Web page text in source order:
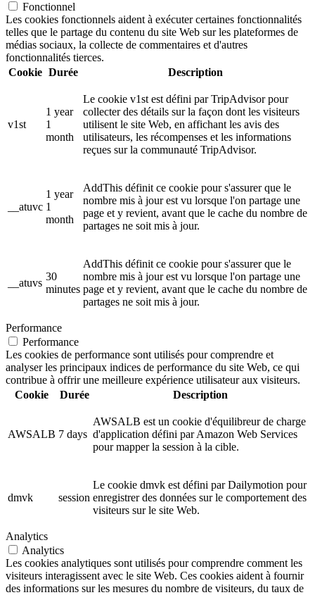
Fonctionnel
Les cookies fonctionnels aident à exécuter certaines fonctionnalités
telles que le partage du contenu du site Web sur les plateformes de
médias sociaux, la collecte de commentaires et d'autres
fonctionnalités tierces.
Cookie Durée Description
v1st
1 year
1
month
Le cookie v1st est défini par TripAdvisor pour
collecter des détails sur la façon dont les visiteurs
utilisent le site Web, en affichant les avis des
utilisateurs, les récompenses et les informations
reçues sur la communauté TripAdvisor.
__atuvc
1 year
1
month
AddThis définit ce cookie pour s'assurer que le
nombre mis à jour est vu lorsque l'on partage une
page et y revient, avant que le cache du nombre de
partages ne soit mis à jour.
__atuvs
30
minutes
AddThis définit ce cookie pour s'assurer que le
nombre mis à jour est vu lorsque l'on partage une
page et y revient, avant que le cache du nombre de
partages ne soit mis à jour.
Performance
Performance
Les cookies de performance sont utilisés pour comprendre et
analyser les principaux indices de performance du site Web, ce qui
contribue à offrir une meilleure expérience utilisateur aux visiteurs.
Cookie
Durée Description
AWSALB 7 days
AWSALB est un cookie d'équilibreur de charge
d'application défini par Amazon Web Services
pour mapper la session à la cible.
dmvk session
Le cookie dmvk est défini par Dailymotion pour
enregistrer des données sur le comportement des
visiteurs sur le site Web.
Analytics
Analytics
Les cookies analytiques sont utilisés pour comprendre comment les
visiteurs interagissent avec le site Web. Ces cookies aident à fournir
des informations sur les mesures du nombre de visiteurs, du taux de